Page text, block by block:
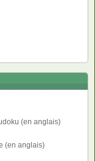
(en anglais)
(en anglais)